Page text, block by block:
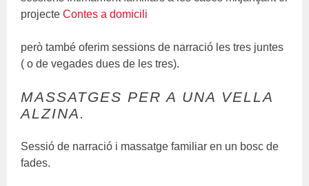
projecteContes a domicili
però també oferim sessions de narració les tres juntes
( o de vegades dues de les tres).
MASSATGES PER A UNA VELLA
ALZINA.
Sessió de narració i massatge familiar en un bosc de
fades.